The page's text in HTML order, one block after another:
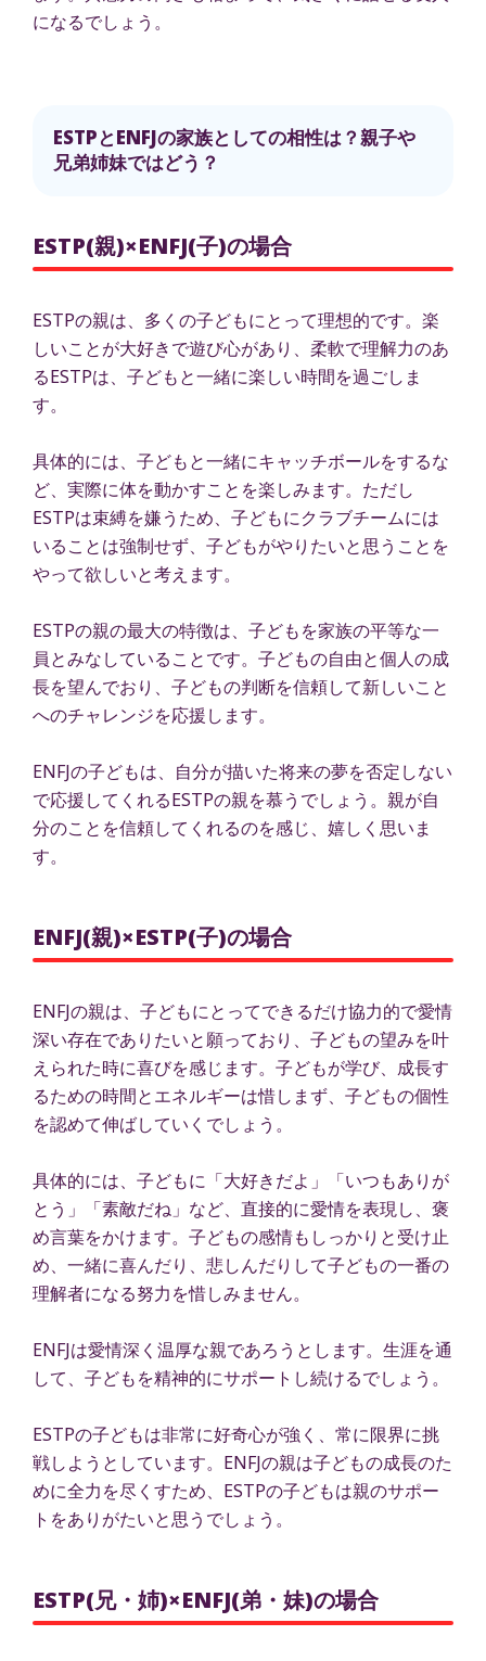
になるでしょう。
ESTPとENFJの家族としての相性は？親子や
兄弟姉妹ではどう？
ESTP(親)×ENFJ(子)の場合
ESTPの親は、多くの子どもにとって理想的です。楽
しいことが大好きで遊び心があり、柔軟で理解力のあ
るESTPは、子どもと一緒に楽しい時間を過ごしま
す。
具体的には、子どもと一緒にキャッチボールをするな
ど、実際に体を動かすことを楽しみます。ただし
ESTPは束縛を嫌うため、子どもにクラブチームには
いることは強制せず、子どもがやりたいと思うことを
やって欲しいと考えます。
ESTPの親の最大の特徴は、子どもを家族の平等な一
員とみなしていることです。子どもの自由と個人の成
長を望んでおり、子どもの判断を信頼して新しいこと
へのチャレンジを応援します。
ENFJの子どもは、自分が描いた将来の夢を否定しない
で応援してくれるESTPの親を慕うでしょう。親が自
分のことを信頼してくれるのを感じ、嬉しく思いま
す。
ENFJ(親)×ESTP(子)の場合
ENFJの親は、子どもにとってできるだけ協力的で愛情
深い存在でありたいと願っており、子どもの望みを叶
えられた時に喜びを感じます。子どもが学び、成長す
るための時間とエネルギーは惜しまず、子どもの個性
を認めて伸ばしていくでしょう。
具体的には、子どもに「大好きだよ」「いつもありが
とう」「素敵だね」など、直接的に愛情を表現し、褒
め言葉をかけます。子どもの感情もしっかりと受け止
め、一緒に喜んだり、悲しんだりして子どもの一番の
理解者になる努力を惜しみません。
ENFJは愛情深く温厚な親であろうとします。生涯を通
して、子どもを精神的にサポートし続けるでしょう。
ESTPの子どもは非常に好奇心が強く、常に限界に挑
戦しようとしています。ENFJの親は子どもの成長のた
めに全力を尽くすため、ESTPの子どもは親のサポー
トをありがたいと思うでしょう。
ESTP(兄・姉)×ENFJ(弟・妹)の場合